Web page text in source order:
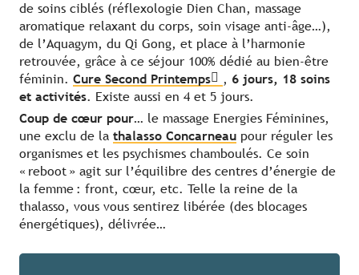
de soins ciblés (réflexologie Dien Chan, massage
aromatique relaxant du corps, soin visage anti-âge…),
de l’Aquagym, du Qi Gong, et place à l’harmonie
retrouvée, grâce à ce séjour 100% dédié au bien-être
féminin. Cure Second Printemps , 6 jours, 18 soins
et activités. Existe aussi en 4 et 5 jours.
Coup de cœur pour… le massage Energies Féminines,
une exclu de la thalasso Concarneau pour réguler les
organismes et les psychismes chamboulés. Ce soin
« reboot » agit sur l’équilibre des centres d’énergie de
la femme : front, cœur, etc. Telle la reine de la
thalasso, vous vous sentirez libérée (des blocages
énergétiques), délivrée…